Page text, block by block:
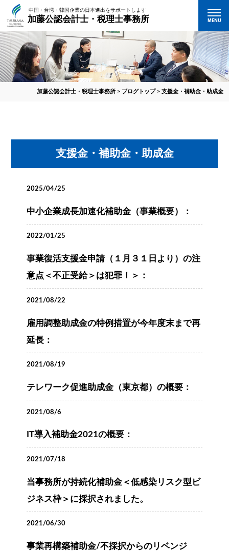
中国・台湾・韓国企業の日本進出をサポートします
加藤公認会計士・税理士事務所 MENU
加藤公認会計士・税理士事務所 > ブログトップ > 支援金・補助金・助成金
支援金・補助金・助成金
2025/04/25
中小企業成長加速化補助金（事業概要）：
2022/01/25
事業復活支援金申請（１月３１日より）の注
意点＜不正受給＞は犯罪！＞：
2021/08/22
雇用調整助成金の特例措置が今年度末まで再
延長：
2021/08/19
テレワーク促進助成金（東京都）の概要：
2021/08/6
IT導入補助金2021の概要：
2021/07/18
当事務所が持続化補助金＜低感染リスク型ビ
ジネス枠＞に採択されました。
2021/06/30
事業再構築補助金/不採択からのリベンジ